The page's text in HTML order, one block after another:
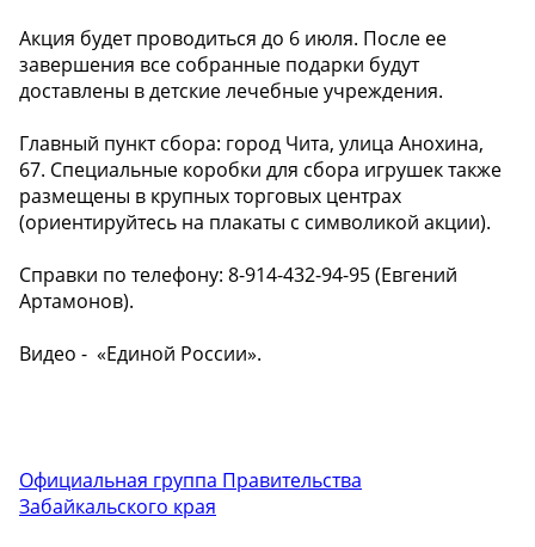
Акция будет проводиться до 6 июля. После ее
завершения все собранные подарки будут
доставлены в детские лечебные учреждения.
Главный пункт сбора: город Чита, улица Анохина,
67. Специальные коробки для сбора игрушек также
размещены в крупных торговых центрах
(ориентируйтесь на плакаты с символикой акции).
Справки по телефону: 8-914-432-94-95 (Евгений
Артамонов).
Видео - ️ «Единой России».
Официальная группа Правительства
Забайкальского края